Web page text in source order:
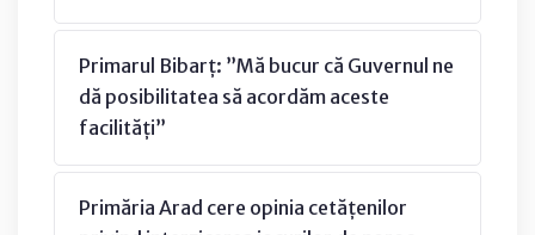
Primarul Bibarț: ”Mă bucur că Guvernul ne
dă posibilitatea să acordăm aceste
facilități”
Primăria Arad cere opinia cetățenilor